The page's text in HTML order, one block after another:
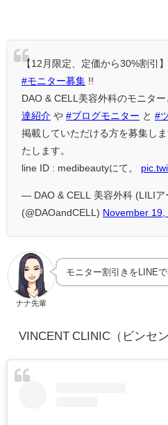
【12月限定、定価から30%割引】
#モニター募集 !!
DAO & CELL美容外科のモニター
達紹介 や #ブログモニター と #
掲載していただける方を募集し
たします。
line ID : medibeautyにて。
— DAO & CELL 美容外科 (LILIア
(@DAOandCELL) November 19,
ナナ先輩
モニター割引きをLINE
VINCENT CLINIC（ビンセ